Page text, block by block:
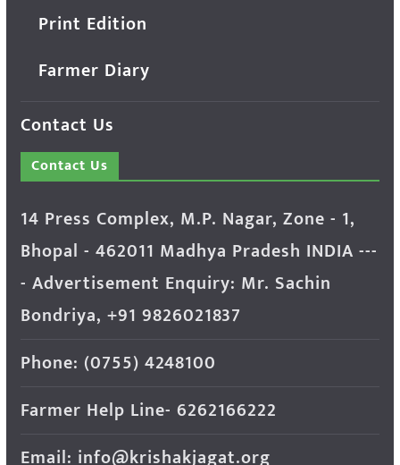
Print Edition
Farmer Diary
Contact Us
Contact Us
14 Press Complex, M.P. Nagar, Zone - 1,
Bhopal - 462011 Madhya Pradesh INDIA ---
- Advertisement Enquiry: Mr. Sachin
Bondriya, +91 9826021837
Phone: (0755) 4248100
Farmer Help Line- 6262166222
Email: info@krishakjagat.org